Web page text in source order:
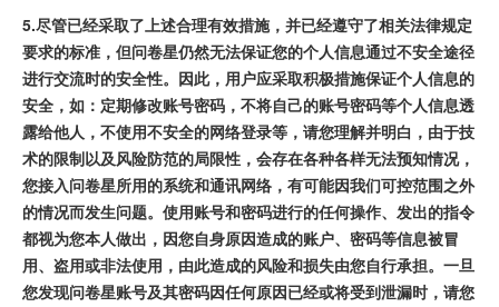
5.尽管已经采取了上述合理有效措施，并已经遵守了相关法律规定
要求的标准，但问卷星仍然无法保证您的个人信息通过不安全途径
进行交流时的安全性。因此，用户应采取积极措施保证个人信息的
安全，如：定期修改账号密码，不将自己的账号密码等个人信息透
露给他人，不使用不安全的网络登录等，请您理解并明白，由于技
术的限制以及风险防范的局限性，会存在各种各样无法预知情况，
您接入问卷星所用的系统和通讯网络，有可能因我们可控范围之外
的情况而发生问题。使用账号和密码进行的任何操作、发出的指令
都视为您本人做出，因您自身原因造成的账户、密码等信息被冒
用、盗用或非法使用，由此造成的风险和损失由您自行承担。一旦
您发现问卷星账号及其密码因任何原因已经或将受到泄漏时，请您